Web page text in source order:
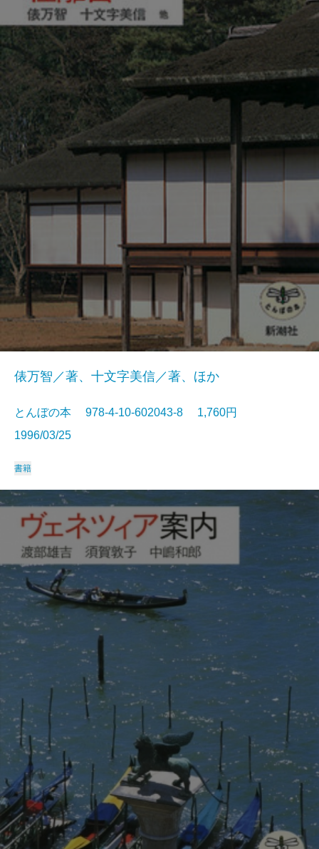
俵万智／著、十文字美信／著、ほか
とんぼの本 978-4-10-602043-8 1,760円
1996/03/25
書籍